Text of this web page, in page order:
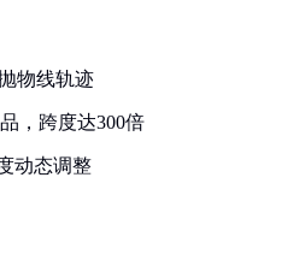
物线轨迹
，跨度达300倍
动态调整